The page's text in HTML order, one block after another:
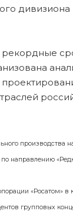
дивизиона
направлению
«Росатом» в
групповых